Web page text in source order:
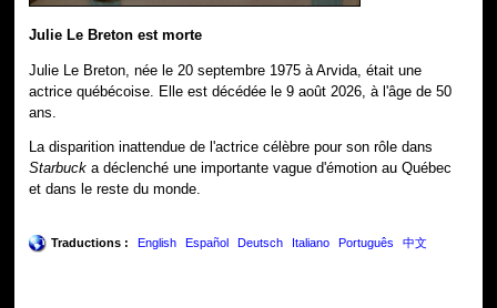
Julie Le Breton est morte
Julie Le Breton, née le 20 septembre 1975 à Arvida, était une
actrice québécoise. Elle est décédée le 9 août 2026, à l'âge de 50
ans.
La disparition inattendue de l'actrice célèbre pour son rôle dans
Starbuck a déclenché une importante vague d'émotion au Québec
et dans le reste du monde.
Traductions : English Español Deutsch Italiano Português 中文